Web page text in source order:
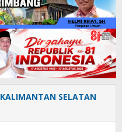
KALIMANTAN SELATAN